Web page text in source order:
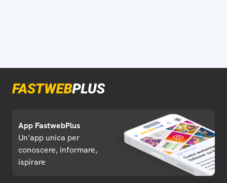
App FastwebPlus
Un'app unica per
conoscere, informare,
ispirare